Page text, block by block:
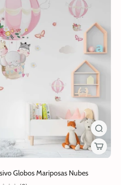
Globos Mariposas Nubes